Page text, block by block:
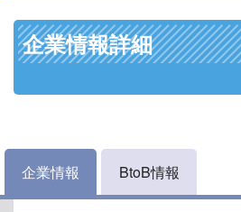
TOP
求職者の方
企業の方
お問い合わせ
企業情報詳細
企業情報 BtoB情報